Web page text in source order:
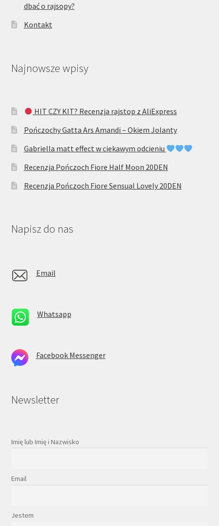
dbać o rajsopy?
Kontakt
Najnowsze wpisy
HIT CZY KIT? Recenzja rajstop z AliExpress
Pończochy Gatta Ars Amandi – Okiem Jolanty
Gabriella matt effect w ciekawym odcieniu
Recenzja Pończoch Fiore Half Moon 20DEN
Recenzja Pończoch Fiore Sensual Lovely 20DEN
Napisz do nas
Email
Whatsapp
Facebook Messenger
Newsletter
Imię lub Imię i Nazwisko
Email
Jestem